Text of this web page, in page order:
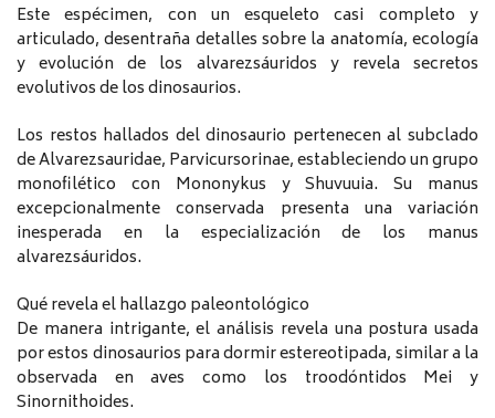
Este espécimen, con un esqueleto casi completo y
articulado, desentraña detalles sobre la anatomía, ecología
y evolución de los alvarezsáuridos y revela secretos
evolutivos de los dinosaurios.
Los restos hallados del dinosaurio pertenecen al subclado
de Alvarezsauridae, Parvicursorinae, estableciendo un grupo
monofilético con Mononykus y Shuvuuia. Su manus
excepcionalmente conservada presenta una variación
inesperada en la especialización de los manus
alvarezsáuridos.
Qué revela el hallazgo paleontológico
De manera intrigante, el análisis revela una postura usada
por estos dinosaurios para dormir estereotipada, similar a la
observada en aves como los troodóntidos Mei y
Sinornithoides.